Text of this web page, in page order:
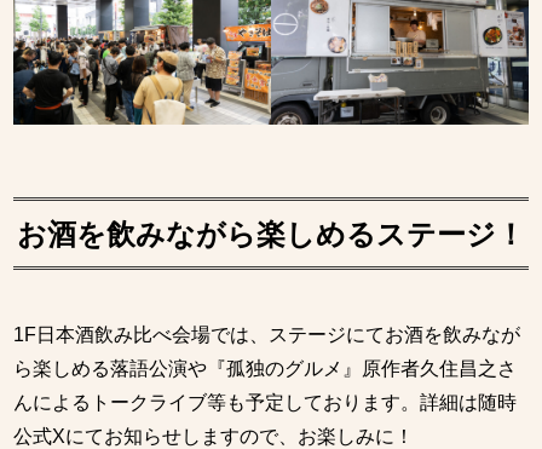
お酒を飲みながら楽しめるステージ！
1F日本酒飲み比べ会場では、ステージにてお酒を飲みなが
ら楽しめる落語公演や『孤独のグルメ』原作者久住昌之さ
んによるトークライブ等も予定しております。詳細は随時
公式Xにてお知らせしますので、お楽しみに！